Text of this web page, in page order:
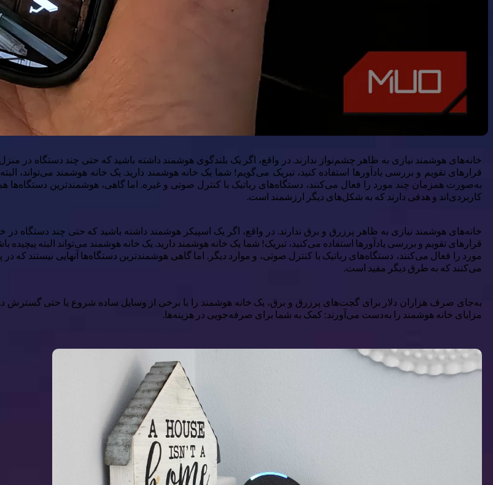
خانه‌های هوشمند نیازی به ظاهر چشم‌نواز ندارند. در واقع، اگر یک بلندگوی هوشمند داشته باشید که حتی چند دستگاه در
قرارهای تقویم و بررسی یادآورها استفاده کنید، تبریک می‌گویم! شما یک خانه هوشمند دارید. یک خانه هوشمند می‌تواند،
به‌صورت همزمان چند مورد را فعال می‌کنند، دستگاه‌های رباتیک با کنترل صوتی و غیره. اما گاهی، هوشمندترین دستگاه‌ها
کاربردی‌اند و هدفی دارند که به شکل‌های دیگر ارزشمند است.
خانه‌های هوشمند نیازی به ظاهر پرزرق و برق ندارند. در واقع، اگر یک اسپیکر هوشمند داشته باشید که حتی چند دستگاه در
قرارهای تقویم و بررسی یادآورها استفاده می‌کنید، تبریک! شما یک خانه هوشمند دارید. یک خانه هوشمند می‌تواند البته
مورد را فعال می‌کنند، دستگاه‌های رباتیک با کنترل صوتی، و موارد دیگر. اما گاهی هوشمندترین دستگاه‌ها آنهایی نیستند که
می‌کنند که به طرق دیگر مفید است.
به‌جای صرف هزاران دلار برای گجت‌های پرزرق و برق، یک خانه هوشمند را با برخی از وسایل ساده شروع یا حتی گسترش دهید.
مزایای خانه هوشمند را به‌دست می‌آورند: کمک به شما برای صرفه‌جویی در هزینه‌ها.